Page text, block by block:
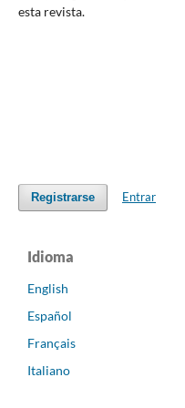
esta revista.
Registrarse Entrar
Idioma
English
Español
Français
Italiano